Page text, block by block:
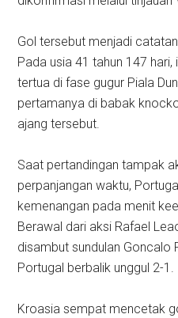
Gol tersebut menjadi
Pada usia 41 tahun 147
tertua di fase gugur Piala
pertamanya di babak
ajang tersebut.
Saat pertandingan tampak
perpanjangan waktu,
kemenangan pada menit
Berawal dari aksi Rafael
disambut sundulan
Portugal berbalik unggul 2-1.
Kroasia sempat mencetak